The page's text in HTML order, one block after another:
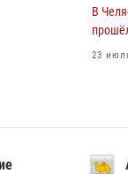
В
23
14